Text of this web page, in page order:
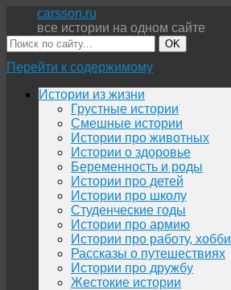
carsson.ru
все истории на одном сайте
OK
Перейти к содержимому
Истории из жизни
Грустные истории
Смешные истории
Истории про животных
Истории о здоровье
Беременность и роды
Истории про детей
Истории про школу
Студенческие годы
Истории про армию
Истории про работу, хобби
Рассказы о путешествиях
Истории про дружбу
Жестокие истории